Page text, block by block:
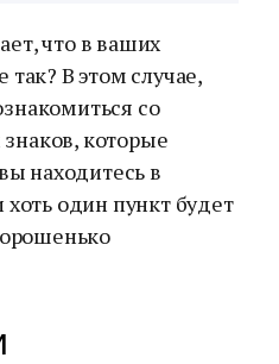
что в ваших
В этом случае,
со
которые
находитесь в
один пункт будет